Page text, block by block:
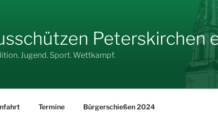
Peterskirchen
Jugend. Sport. Wettkampf.
Termine Bürgerschießen 2024